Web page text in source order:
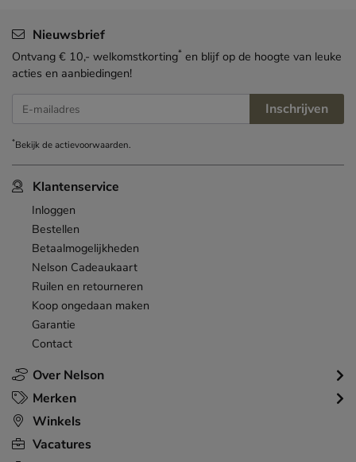
Over Nelson
Klantenservice
Inloggen
Bestellen
Betaalmogelijkheden
Nelson Cadeaukaart
Ruilen en retourneren
Koop ongedaan maken
Garantie
Contact
Merken
Winkels
Vacatures
Nieuwsbrief
Ontvang € 10,- welkomstkorting* en blijf op de hoogte van leuke
acties en aanbiedingen!
E-mailadres Inschrijven
*Bekijk deactievoorwaarden.